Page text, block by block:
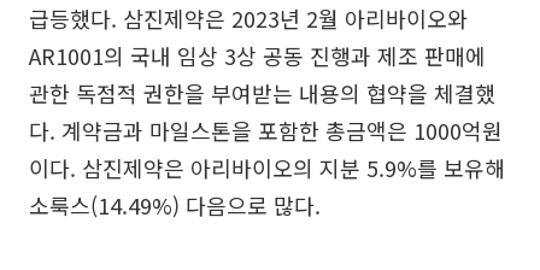
급등했다. 삼진제약은 2023년 2월 아리바이오와
AR1001의 국내 임상 3상 공동 진행과 제조 판매에
관한 독점적 권한을 부여받는 내용의 협약을 체결했
다. 계약금과 마일스톤을 포함한 총금액은 1000억원
이다. 삼진제약은 아리바이오의 지분 5.9%를 보유해
소룩스(14.49%) 다음으로 많다.